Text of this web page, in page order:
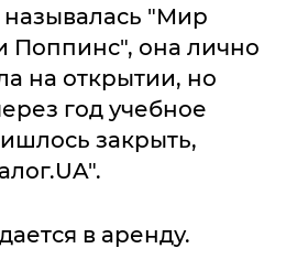
"Мир
Поппинс", она лично
на открытии, но
год учебное
закрыть,
в аренду.